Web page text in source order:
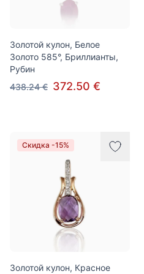
Золотой кулон, Белое
Золото 585°, Бриллианты,
Рубин
438.24 € 372.50 €
Скидка -15%
Золотой кулон, Красное